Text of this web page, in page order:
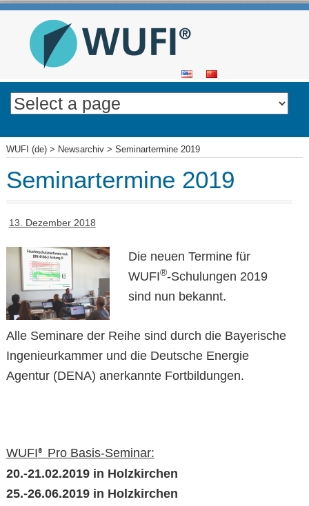
SKIP
TO
CONTENT
WUFI (de)> Newsarchiv> Seminartermine 2019
Seminartermine 2019
13. Dezember 2018
Die neuen Termine für
WUFI®-Schulungen 2019
sind nun bekannt.
Alle Seminare der Reihe sind durch die Bayerische
Ingenieurkammer und die Deutsche Energie
Agentur (DENA) anerkannte Fortbildungen.
WUFI® Pro Basis-Seminar:
20.-21.02.2019 in Holzkirchen
25.-26.06.2019 in Holzkirchen